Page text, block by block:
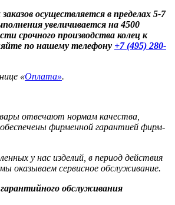
осуществляется в пределах 5-7
увеличивается на 4500
срочного производства колец к
по нашему телефону +7 (495) 280-
«Оплата».
отвечают нормам качества,
фирменной гарантией фирм-
у нас изделий, в период действия
оказываем сервисное обслуживание.
обслуживания